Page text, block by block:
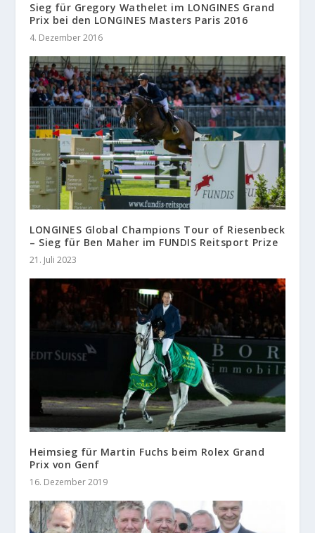
Sieg für Gregory Wathelet im LONGINES Grand
Prix bei den LONGINES Masters Paris 2016
4. Dezember 2016
LONGINES Global Champions Tour of Riesenbeck
– Sieg für Ben Maher im FUNDIS Reitsport Prize
21. Juli 2023
Heimsieg für Martin Fuchs beim Rolex Grand
Prix von Genf
16. Dezember 2019